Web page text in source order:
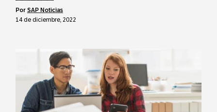
por SAP Noticias
14 de diciembre, 2022